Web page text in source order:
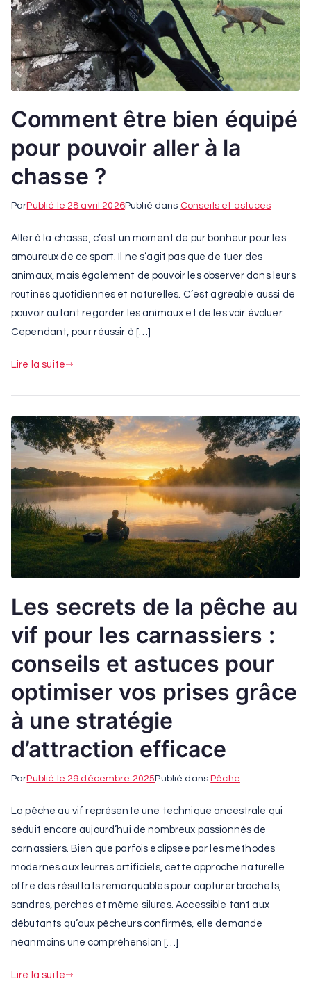
Comment être bien équipé
pour pouvoir aller à la
chasse ?
ParPublié le 28 avril 2026Publié dans Conseils et astuces
Aller à la chasse, c’est un moment de pur bonheur pour les
amoureux de ce sport. Il ne s’agit pas que de tuer des
animaux, mais également de pouvoir les observer dans leurs
routines quotidiennes et naturelles. C’est agréable aussi de
pouvoir autant regarder les animaux et de les voir évoluer.
Cependant, pour réussir à […]
Lire la suite
Les secrets de la pêche au
vif pour les carnassiers :
conseils et astuces pour
optimiser vos prises grâce
à une stratégie
d’attraction efficace
ParPublié le 29 décembre 2025Publié dansPêche
La pêche au vif représente une technique ancestrale qui
séduit encore aujourd’hui de nombreux passionnés de
carnassiers. Bien que parfois éclipsée par les méthodes
modernes aux leurres artificiels, cette approche naturelle
offre des résultats remarquables pour capturer brochets,
sandres, perches et même silures. Accessible tant aux
débutants qu’aux pêcheurs confirmés, elle demande
néanmoins une compréhension […]
Lire la suite